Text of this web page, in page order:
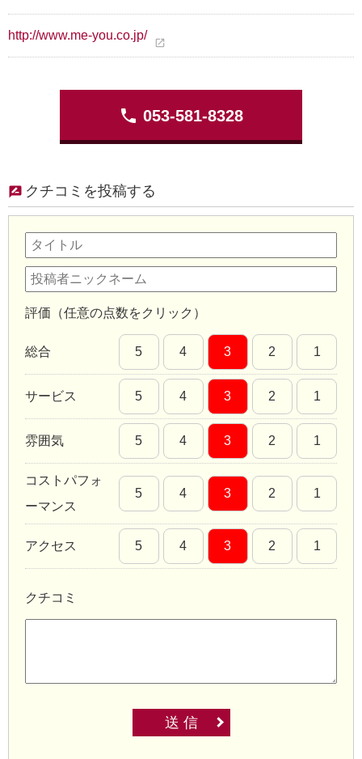
http://www.me-you.co.jp/
open_in_new
phone 053-581-8328
クチコミを投稿する
評価（任意の点数をクリック）
総合 5 4 3 2 1
サービス 5 4 3 2 1
雰囲気 5 4 3 2 1
コストパフォ
ーマンス
5 4 3 2 1
アクセス 5 4 3 2 1
クチコミ
送 信